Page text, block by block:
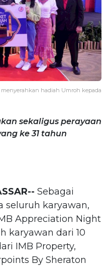
hadiah Umroh kepada
sekaligus perayaan
ke 31 tahun
Sebagai
seluruh karyawan,
Appreciation Night
karyawan dari 10
IMB Property,
By Sheraton